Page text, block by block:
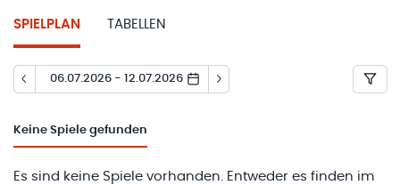
SPIELPLAN TABELLEN
06.07.2026 - 12.07.2026
Keine Spiele gefunden
Es sind keine Spiele vorhanden. Entweder es finden im